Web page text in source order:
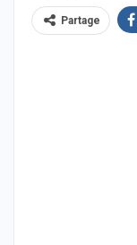
Partage